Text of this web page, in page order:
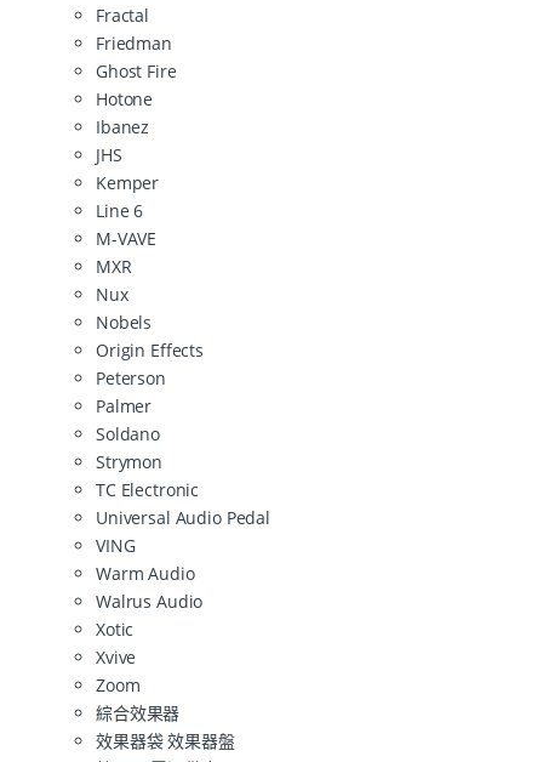
Fractal
Friedman
Ghost Fire
Hotone
Ibanez
JHS
Kemper
Line 6
M-VAVE
MXR
Nux
Nobels
Origin Effects
Peterson
Palmer
Soldano
Strymon
TC Electronic
Universal Audio Pedal
VING
Warm Audio
Walrus Audio
Xotic
Xvive
Zoom
綜合效果器
效果器袋 效果器盤